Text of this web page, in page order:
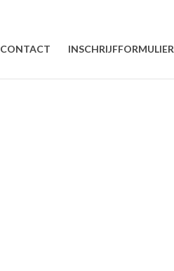
CONTACT INSCHRIJFFORMULIER